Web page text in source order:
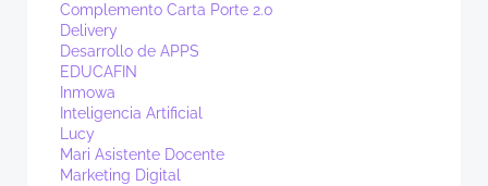
Complemento Carta Porte 2.0
Delivery
Desarrollo de APPS
EDUCAFIN
Inmowa
Inteligencia Artificial
Lucy
Mari Asistente Docente
Marketing Digital